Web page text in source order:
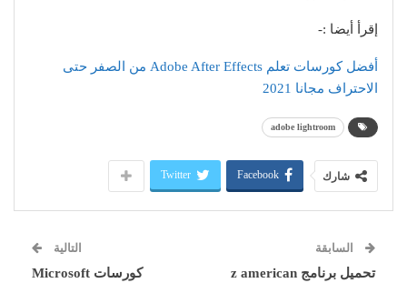
إقرأ أيضا :-
أفضل كورسات تعلم Adobe After Effects من الصفر حتى
الاحتراف مجانا 2021
adobe lightroom
شارك Facebook
Twitter
السابقة
تحميل برنامج z american
التالية
كورسات Microsoft